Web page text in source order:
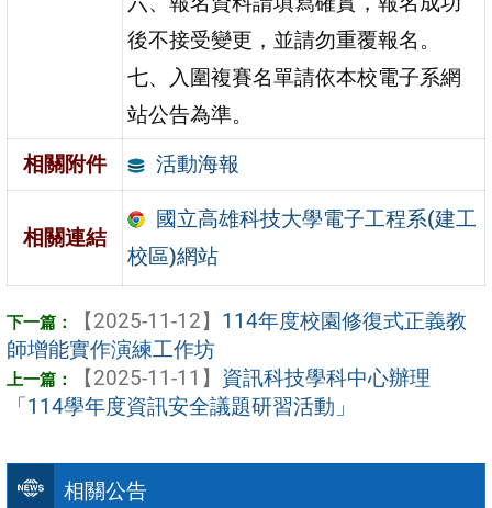
相關公告
後不接受變更，並請勿重覆報名。
七、入圍複賽名單請依本校電子系網
站公告為準。
相關附件
活動海報
相關連結
國立高雄科技大學電子工程系(建工
校區)網站
【2025-11-12】 114年度校園修復式正義教
師增能實作演練工作坊
【2025-11-11】 資訊科技學科中心辦理
「114學年度資訊安全議題研習活動」